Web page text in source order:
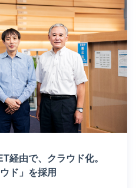
経由で、クラウド化。
ド」を採用